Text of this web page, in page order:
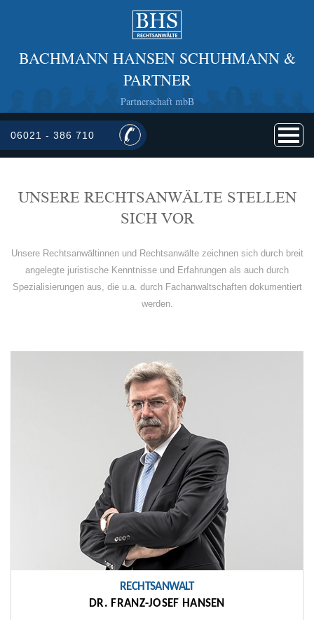
BACHMANN HANSEN SCHUHMANN &
PARTNER
Partnerschaft mbB
06021 - 386 710
UNSERE RECHTSANWÄLTE STELLEN
SICH VOR
Unsere Rechtsanwältinnen und Rechtsanwälte zeichnen sich durch breit
angelegte juristische Kenntnisse und Erfahrungen als auch durch
Spezialisierungen aus, die u.a. durch Fachanwaltschaften dokumentiert
werden.
RECHTSANWALT
DR. FRANZ-JOSEF HANSEN